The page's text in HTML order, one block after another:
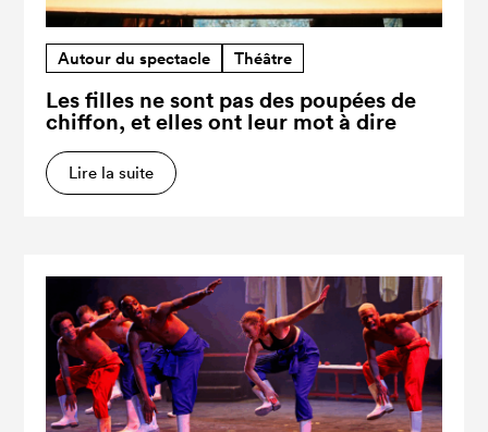
Autour du spectacle Théâtre
Les filles ne sont pas des poupées de
chiffon, et elles ont leur mot à dire
Lire la suite